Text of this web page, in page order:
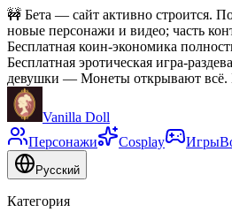
🚧 Бета — сайт активно строится.
новые персонажи и видео; часть
Бесплатная коин-экономика
Бесплатная эротическая игра-
девушки — Монеты открывают всё.
Vanilla Doll
Персонажи
Cosplay Игры
Русский
Категория